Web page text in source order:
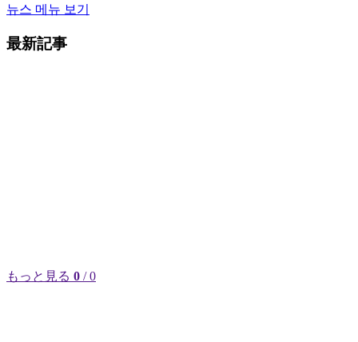
뉴스 메뉴 보기
最新記事
もっと見る 0 / 0